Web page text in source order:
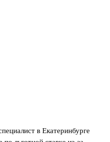
в Екатеринбурге